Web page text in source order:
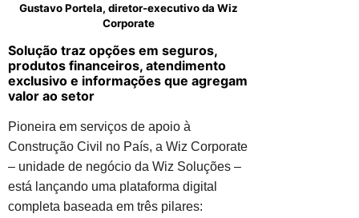
Gustavo Portela, diretor-executivo da Wiz
Corporate
Solução traz opções em seguros,
produtos financeiros, atendimento
exclusivo e informações que agregam
valor ao setor
Pioneira em serviços de apoio à
Construção Civil no País, a Wiz Corporate
– unidade de negócio da Wiz Soluções –
está lançando uma plataforma digital
completa baseada em três pilares: